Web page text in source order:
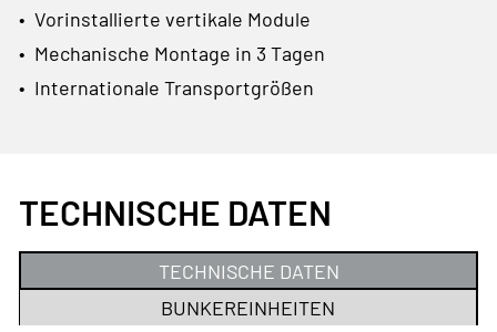
• Vorinstallierte vertikale Module
• Mechanische Montage in 3 Tagen
• Internationale Transportgrößen
TECHNISCHE DATEN
TECHNISCHE DATEN
BUNKEREINHEITEN